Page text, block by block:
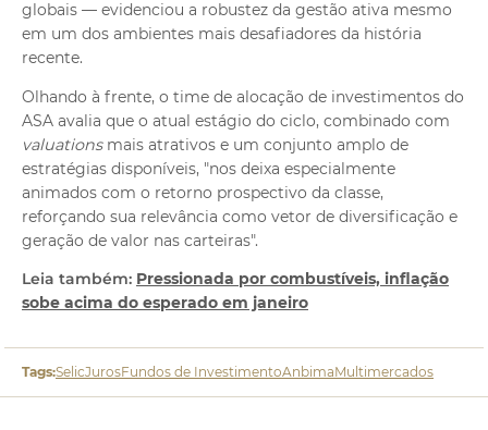
globais — evidenciou a robustez da gestão ativa mesmo
em um dos ambientes mais desafiadores da história
recente.
Olhando à frente, o time de alocação de investimentos do
ASA avalia que o atual estágio do ciclo, combinado com
valuations mais atrativos e um conjunto amplo de
estratégias disponíveis, "nos deixa especialmente
animados com o retorno prospectivo da classe,
reforçando sua relevância como vetor de diversificação e
geração de valor nas carteiras".
Leia também: Pressionada por combustíveis, inflação
sobe acima do esperado em janeiro
Tags:SelicJurosFundos de InvestimentoAnbimaMultimercados